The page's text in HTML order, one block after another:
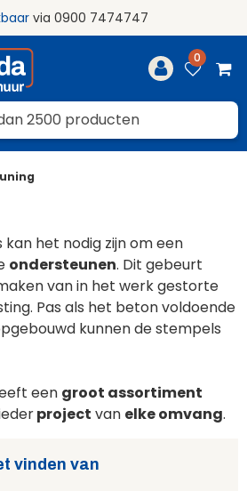
via 0900 7474747
0
het nodig zijn om een
ondersteunen. Dit gebeurt
van in het werk gestorte
Pas als het beton voldoende
kunnen de stempels
een groot assortiment
project van elke omvang.
vinden van